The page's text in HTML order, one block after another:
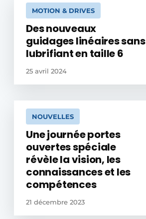
MOTION & DRIVES
Des nouveaux
guidages linéaires sans
lubrifiant en taille 6
25 avril 2024
NOUVELLES
Une journée portes
ouvertes spéciale
révèle la vision, les
connaissances et les
compétences
21 décembre 2023